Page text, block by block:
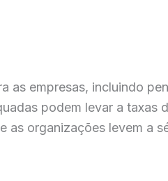
as empresas, incluindo
podem levar a taxas
as organizações levem a